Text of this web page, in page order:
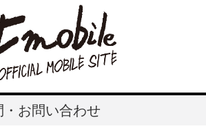
・お問い合わせ